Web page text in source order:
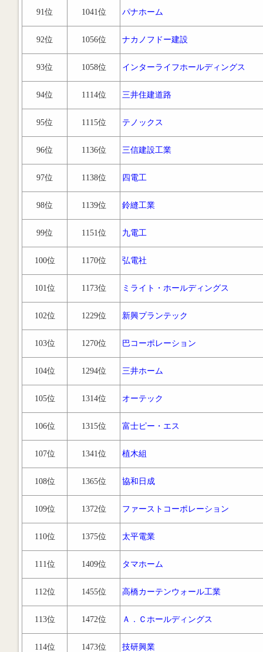
91位 1041位 パナホーム
92位 1056位 ナカノフドー建設
93位 1058位 インターライフホールディングス
94位 1114位 三井住建道路
95位 1115位 テノックス
96位 1136位 三信建設工業
97位 1138位 四電工
98位 1139位 鈴縫工業
99位 1151位 九電工
100位 1170位 弘電社
101位 1173位 ミライト・ホールディングス
102位 1229位 新興プランテック
103位 1270位 巴コーポレーション
104位 1294位 三井ホーム
105位 1314位 オーテック
106位 1315位 富士ピー・エス
107位 1341位 植木組
108位 1365位 協和日成
109位 1372位 ファーストコーポレーション
110位 1375位 太平電業
111位 1409位 タマホーム
112位 1455位 高橋カーテンウォール工業
113位 1472位 Ａ．Ｃホールディングス
114位 1473位 技研興業